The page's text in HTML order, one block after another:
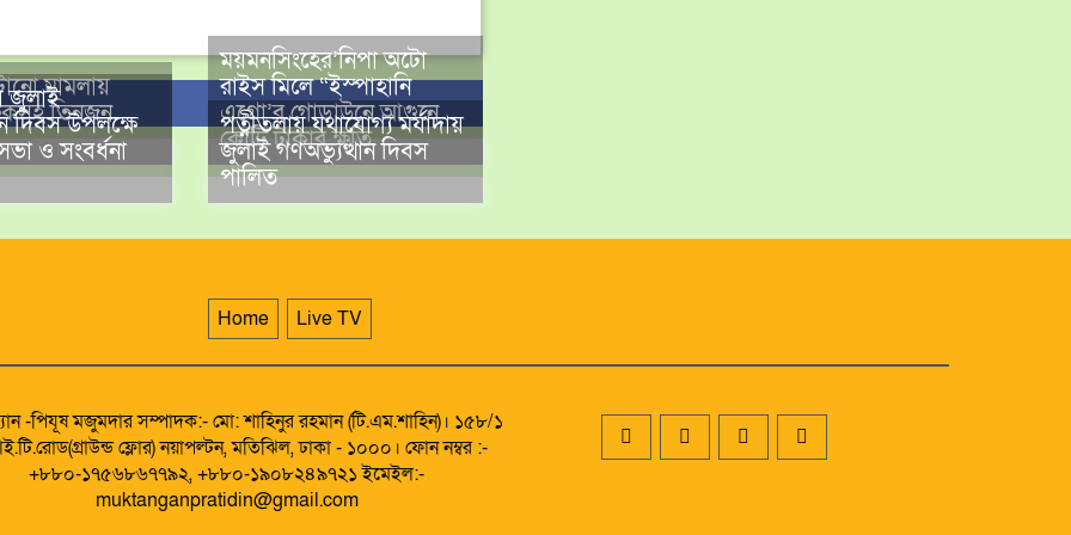
মামলায়
তিনজন
ময়মনসিংহের’নিপা অটো
রাইস মিলে “ইস্পাহানি
এগ্রো’র গোডাউনে আগুনে
কোটি টাকার ক্ষতি
জুলাই
দিবস উপলক্ষে
ও সংবর্ধনা
পত্নীতলায় যথাযোগ্য মর্যাদায়
জুলাই গণঅভ্যুত্থান দিবস
পালিত
Home Live TV
-পিযূষ মজুমদার সম্পাদক:- মো: শাহিনুর রহমান (টি.এম.শাহিন)। ১৫৮/১
ফ্লোর) নয়াপল্টন, মতিঝিল, ঢাকা - ১০০০। ফোন নম্বর :-
+৮৮০-১৭৫৬৮৬৭৭৯২, +৮৮০-১৯০৮২৪৯৭২১ ইমেইল:-
muktanganpratidin@gmail.com